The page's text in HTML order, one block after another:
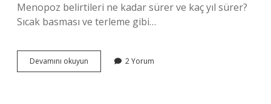
Menopoz belirtileri ne kadar sürer ve kaç yıl sürer?
Sıcak basması ve terleme gibi…
Devamını okuyun Menopoza
Giren
2 Yorum